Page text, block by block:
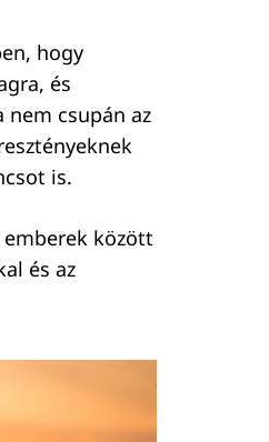
hogy
és
nem csupán az
is.
emberek között
és az